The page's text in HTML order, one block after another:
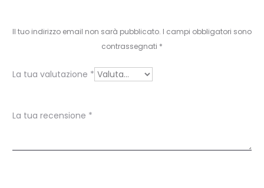
e
s
o
Il tuo indirizzo email non sarà pubblicato. I campi obbligatori sono
contrassegnati *
La tua valutazione *
La tua recensione *